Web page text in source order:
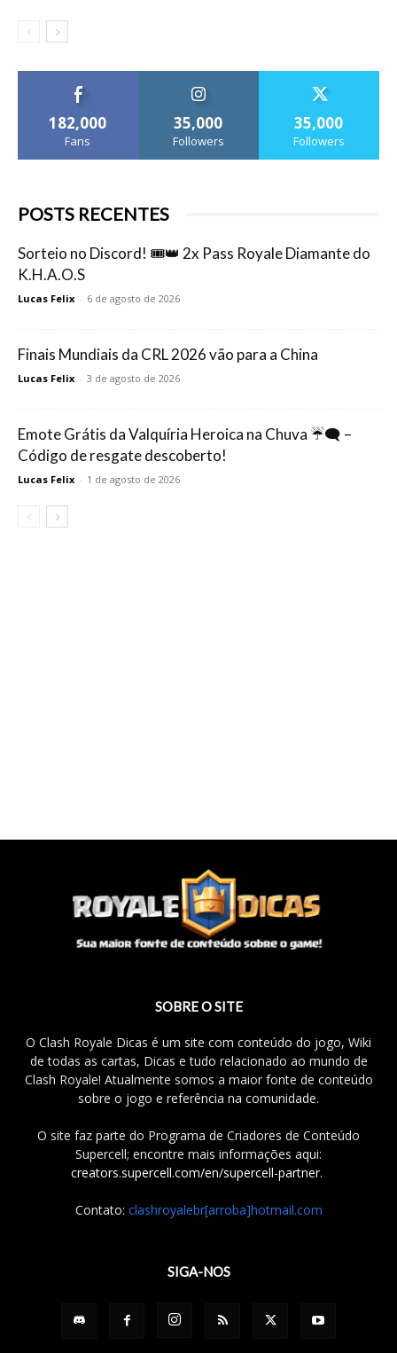
182,000
Fans
35,000
Followers
35,000
Followers
POSTS RECENTES
Sorteio no Discord! 🎟️👑 2x Pass Royale Diamante do
K.H.A.O.S
Lucas Felix - 6 de agosto de 2026
Finais Mundiais da CRL 2026 vão para a China
Lucas Felix - 3 de agosto de 2026
Emote Grátis da Valquíria Heroica na Chuva ☔🗨️ –
Código de resgate descoberto!
Lucas Felix - 1 de agosto de 2026
SOBRE O SITE
O Clash Royale Dicas é um site com conteúdo do jogo, Wiki
de todas as cartas, Dicas e tudo relacionado ao mundo de
Clash Royale! Atualmente somos a maior fonte de conteúdo
sobre o jogo e referência na comunidade.
O site faz parte do Programa de Criadores de Conteúdo
Supercell; encontre mais informações aqui:
creators.supercell.com/en/supercell-partner.
Contato: clashroyalebr[arroba]hotmail.com
SIGA-NOS